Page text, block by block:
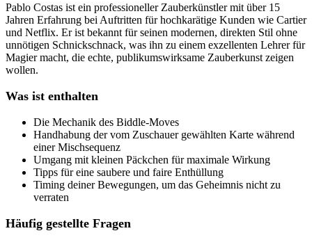
Pablo Costas ist ein professioneller Zauberkünstler mit über 15
Jahren Erfahrung bei Auftritten für hochkarätige Kunden wie Cartier
und Netflix. Er ist bekannt für seinen modernen, direkten Stil ohne
unnötigen Schnickschnack, was ihn zu einem exzellenten Lehrer für
Magier macht, die echte, publikumswirksame Zauberkunst zeigen
wollen.
Was ist enthalten
Die Mechanik des Biddle-Moves
Handhabung der vom Zuschauer gewählten Karte während
einer Mischsequenz
Umgang mit kleinen Päckchen für maximale Wirkung
Tipps für eine saubere und faire Enthüllung
Timing deiner Bewegungen, um das Geheimnis nicht zu
verraten
Häufig gestellte Fragen